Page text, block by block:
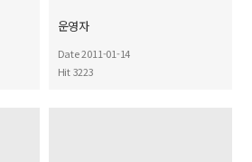
운영자
Date 2011-01-14
Hit 3223